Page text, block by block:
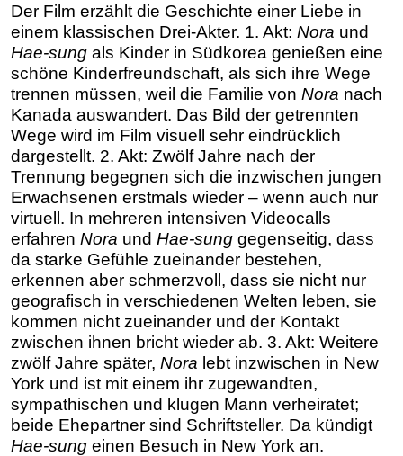
Der Film erzählt die Geschichte einer Liebe in
einem klassischen Drei-Akter. 1. Akt: Nora und
Hae-sung als Kinder in Südkorea genießen eine
schöne Kinderfreundschaft, als sich ihre Wege
trennen müssen, weil die Familie von Nora nach
Kanada auswandert. Das Bild der getrennten
Wege wird im Film visuell sehr eindrücklich
dargestellt. 2. Akt: Zwölf Jahre nach der
Trennung begegnen sich die inzwischen jungen
Erwachsenen erstmals wieder – wenn auch nur
virtuell. In mehreren intensiven Videocalls
erfahren Nora und Hae-sung gegenseitig, dass
da starke Gefühle zueinander bestehen,
erkennen aber schmerzvoll, dass sie nicht nur
geografisch in verschiedenen Welten leben, sie
kommen nicht zueinander und der Kontakt
zwischen ihnen bricht wieder ab. 3. Akt: Weitere
zwölf Jahre später, Nora lebt inzwischen in New
York und ist mit einem ihr zugewandten,
sympathischen und klugen Mann verheiratet;
beide Ehepartner sind Schriftsteller. Da kündigt
Hae-sung einen Besuch in New York an.